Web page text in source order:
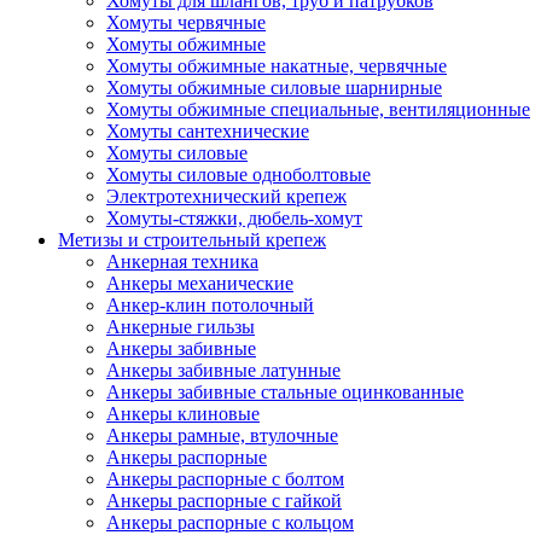
Хомуты червячные
Хомуты обжимные
Хомуты обжимные накатные, червячные
Хомуты обжимные силовые шарнирные
Хомуты обжимные специальные, вентиляционные
Хомуты сантехнические
Хомуты силовые
Хомуты силовые одноболтовые
Электротехнический крепеж
Хомуты-стяжки, дюбель-хомут
Метизы и строительный крепеж
Анкерная техника
Анкеры механические
Анкер-клин потолочный
Анкерные гильзы
Анкеры забивные
Анкеры забивные латунные
Анкеры забивные стальные оцинкованные
Анкеры клиновые
Анкеры рамные, втулочные
Анкеры распорные
Анкеры распорные с болтом
Анкеры распорные с гайкой
Анкеры распорные с кольцом